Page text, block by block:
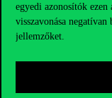
egyedi azonosítók ezen
visszavonása
jellemzőket.
Hasznos linkek